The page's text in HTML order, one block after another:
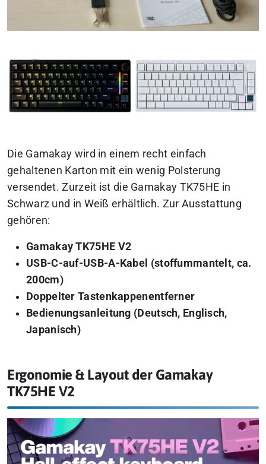
Die Gamakay wird in einem recht einfach
gehaltenen Karton mit ein wenig Polsterung
versendet. Zurzeit ist die Gamakay TK75HE in
Schwarz und in Weiß erhältlich. Zur Ausstattung
gehören:
Gamakay TK75HE V2
USB-C-auf-USB-A-Kabel (stoffummantelt, ca.
200cm)
Doppelter Tastenkappenentferner
Bedienungsanleitung (Deutsch, Englisch,
Japanisch)
Ergonomie & Layout der Gamakay
TK75HE V2